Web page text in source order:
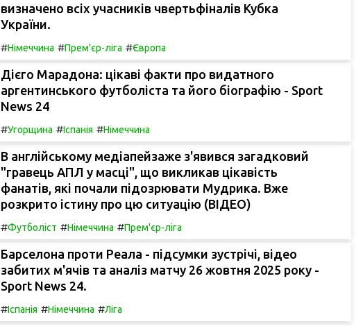
визначено всіх учасників чвертьфіналів Кубка
України.
#Німеччина #Прем'єр-ліга #Європа
Дієго Марадона: цікаві факти про видатного
аргентинського футболіста та його біографію - Sport
News 24
#Угорщина #Іспанія #Німеччина
В англійському медіапейзаже з'явився загадковий
"гравець АПЛ у масці", що викликав цікавість
фанатів, які почали підозрювати Мудрика. Вже
розкрито істину про цю ситуацію (ВІДЕО)
#Футболіст #Німеччина #Прем'єр-ліга
Барселона проти Реала - підсумки зустрічі, відео
забитих м'ячів та аналіз матчу 26 жовтня 2025 року -
Sport News 24.
#Іспанія #Німеччина #Ліга